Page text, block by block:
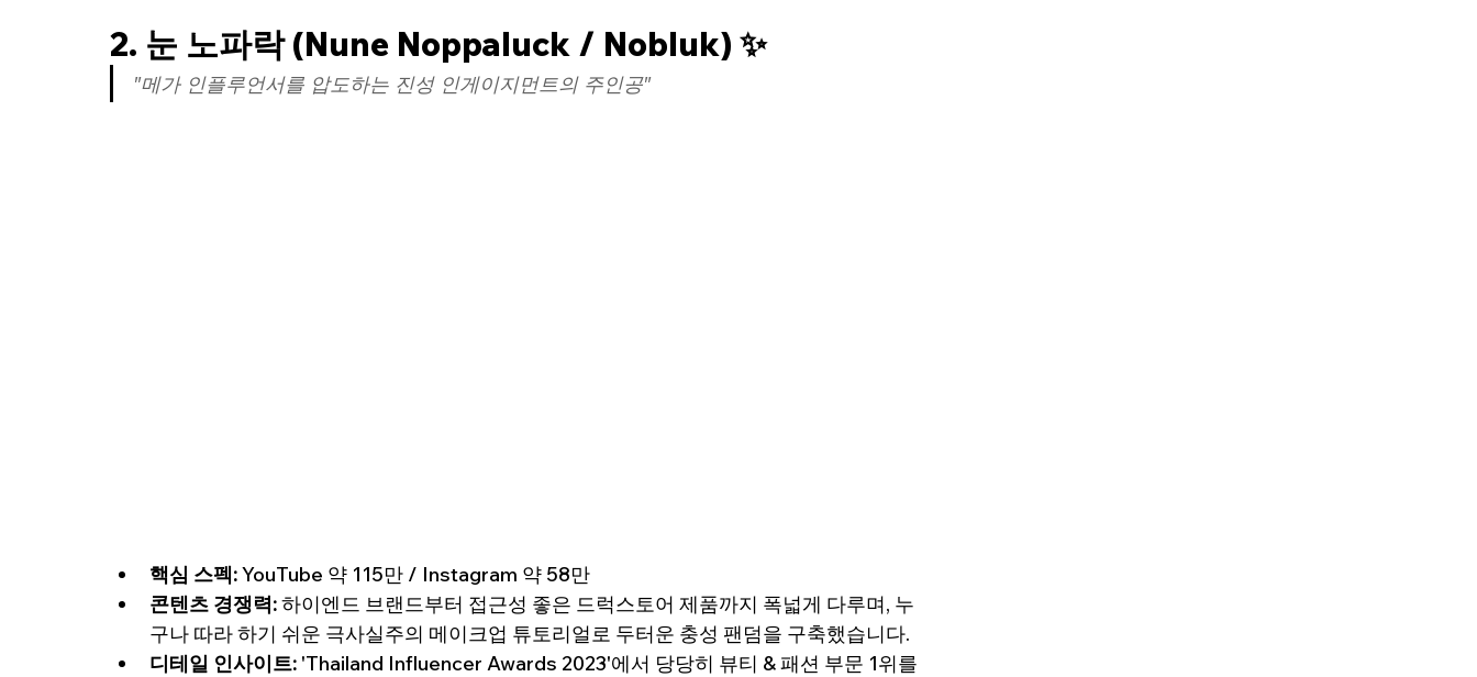
2. 눈 노파락 (Nune Noppaluck / Nobluk) ✨
"메가 인플루언서를 압도하는 진성 인게이지먼트의 주인공"
핵심 스펙: YouTube 약 115만 / Instagram 약 58만
콘텐츠 경쟁력: 하이엔드 브랜드부터 접근성 좋은 드럭스토어 제품까지 폭넓게 다루며, 누
구나 따라 하기 쉬운 극사실주의 메이크업 튜토리얼로 두터운 충성 팬덤을 구축했습니다.
디테일 인사이트: 'Thailand Influencer Awards 2023'에서 당당히 뷰티 & 패션 부문 1위를